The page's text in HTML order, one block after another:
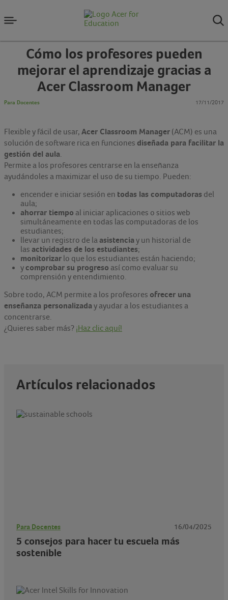
Cómo los profesores pueden
mejorar el aprendizaje gracias a
Acer Classroom Manager
Para Docentes 17/11/2017
Flexible y fácil de usar, Acer Classroom Manager (ACM) es una
solución de software rica en funciones diseñada para facilitar la
gestión del aula.
Permite a los profesores centrarse en la enseñanza
ayudándoles a maximizar el uso de su tiempo. Pueden:
encender e iniciar sesión en todas las computadoras del
aula;
ahorrar tiempo al iniciar aplicaciones o sitios web
simultáneamente en todas las computadoras de los
estudiantes;
llevar un registro de laasistenciay un historial de
las actividades de los estudiantes;
monitorizar lo que los estudiantes están haciendo;
ycomprobar su progreso así como evaluar su
comprensión y entendimiento.
Sobre todo, ACM permite a los profesores ofrecer una
enseñanza personalizaday ayudar a los estudiantes a
concentrarse.
¿Quieres saber más? ¡Haz clic aquí!
Artículos relacionados
Para Docentes 16/04/2025
5 consejos para hacer tu escuela más
sostenible